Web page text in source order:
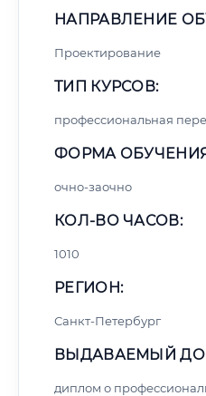
НАПРАВЛЕНИЕ
Проектирование
ТИП КУРСОВ:
профессиональная
ФОРМА
очно-заочно
КОЛ-ВО ЧАСОВ:
1010
РЕГИОН:
Санкт-Петербург
ВЫДАВАЕМЫЙ
диплом о